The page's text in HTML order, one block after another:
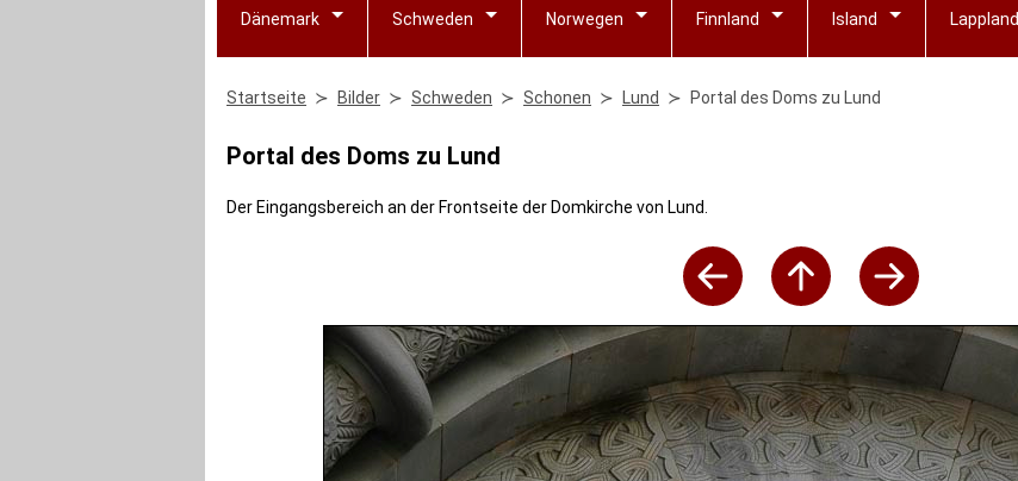
Dänemark Schweden Norwegen Finnland Island Lappland
Startseite Bilder Schweden Schonen Lund Portal des Doms zu Lund
Portal des Doms zu Lund
Der Eingangsbereich an der Frontseite der Domkirche von Lund.